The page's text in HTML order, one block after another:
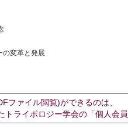
の変革と発展
ファイル閲覧)ができるのは、
トライボロジー学会の「個人会